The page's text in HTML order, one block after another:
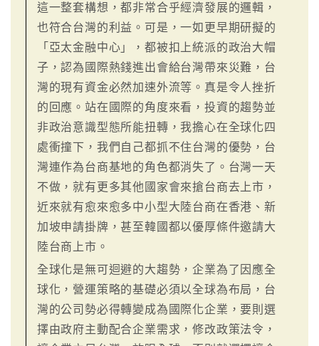
這一整套構想，都非常合乎經濟發展的邏輯，
也符合台灣的利益。可是，一如更早期研擬的
「亞太金融中心」，都被扣上統派的政治大帽
子，認為國際熱錢進出會給台灣帶來災難，台
灣的現有資金必然加速外流等。真是令人挫折
的回應。站在國際的角度來看，投資的趨勢並
非政治意識型態所能扭轉，我擔心在全球化四
處衝撞下，我們自己都抓不住台灣的優勢，台
灣連作為台商基地的角色都消失了。台灣一天
不做，就有更多其他國家會來搶台商去上市，
近來就有愈來愈多中小型大陸台商在香港、新
加坡申請掛牌，甚至韓國都以優厚條件邀請大
陸台商上市。
全球化是無可迴避的大趨勢，企業為了因應全
球化，營運策略的基礎必須以全球為布局，台
灣的公司勢必得轉變成為國際化企業，要則選
擇由政府主動配合企業需求，修改政策法令，